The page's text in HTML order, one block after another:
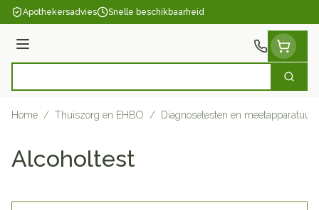
Ga naar de inhoud
Apothekersadvies Snelle beschikbaarheid
Menu
Zoek
Home / Thuiszorg en EHBO / Diagnosetesten en meetapparatuur
Alcoholtest